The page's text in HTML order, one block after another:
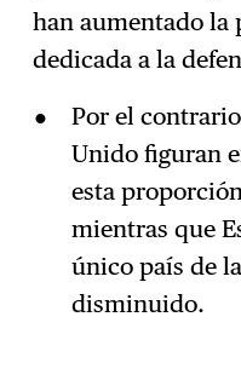
han aumentado la
dedicada a la
Por el
Unido figuran
esta
mientras que
único país de
disminuido.